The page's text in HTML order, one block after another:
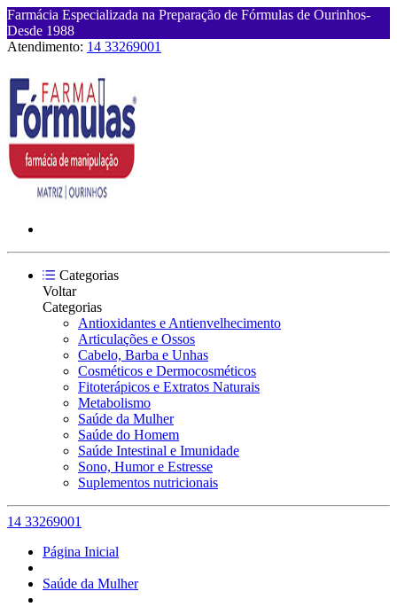
Farmácia Especializada na Preparação de Fórmulas de Ourinhos-
Desde 1988
Atendimento: 14 33269001
Categorias
Voltar
Categorias
Antioxidantes e Antienvelhecimento
Articulações e Ossos
Cabelo, Barba e Unhas
Cosméticos e Dermocosméticos
Fitoterápicos e Extratos Naturais
Metabolismo
Saúde da Mulher
Saúde do Homem
Saúde Intestinal e Imunidade
Sono, Humor e Estresse
Suplementos nutricionais
14 33269001
Página Inicial
Saúde da Mulher